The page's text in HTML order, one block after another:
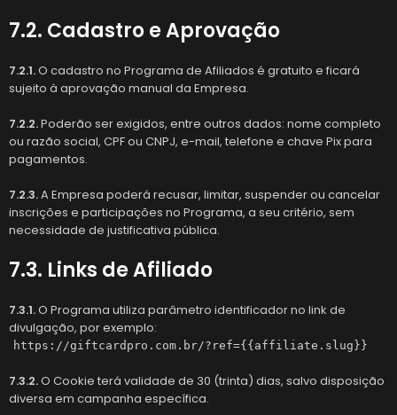
7.2. Cadastro e Aprovação
7.2.1.O cadastro no Programa de Afiliados é gratuito e ficará
sujeito à aprovação manual da Empresa.
7.2.2.Poderão ser exigidos, entre outros dados: nome completo
ou razão social, CPF ou CNPJ, e-mail, telefone e chave Pix para
pagamentos.
7.2.3.A Empresa poderá recusar, limitar, suspender ou cancelar
inscrições e participações no Programa, a seu critério, sem
necessidade de justificativa pública.
7.3. Links de Afiliado
7.3.1.O Programa utiliza parâmetro identificador no link de
divulgação, por exemplo:
https://giftcardpro.com.br/?ref={{affiliate.slug}}
7.3.2.O Cookie terá validade de 30 (trinta) dias, salvo disposição
diversa em campanha específica.